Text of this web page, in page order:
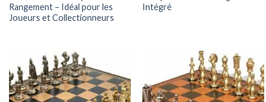
Rangement – Idéal pour les
Joueurs et Collectionneurs
Intégré